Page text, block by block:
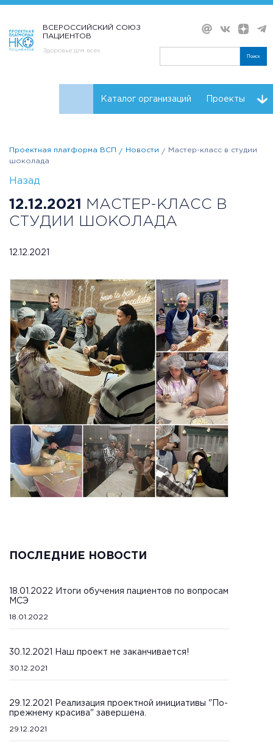
ВСЕРОССИЙСКИЙ СОЮЗ
ПАЦИЕНТОВ
Здоровье для всех
Поиск
Каталог организаций Проекты
Проектная платформа ВСП Новости
Мастер-класс в студии
шоколада
Назад
12.12.2021
МАСТЕР-КЛАСС В
СТУДИИ ШОКОЛАДА
12.12.2021
ПОСЛЕДНИЕ НОВОСТИ
18.01.2022 Итоги обучения пациентов по вопросам
МСЭ
18.01.2022
30.12.2021 Наш проект не заканчивается!
30.12.2021
29.12.2021 Реализация проектной инициативы "По-
прежнему красива" завершена.
29.12.2021